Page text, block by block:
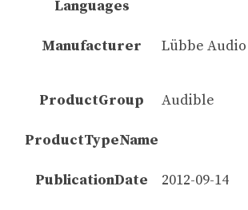
Languages
Manufacturer Lübbe Audio
ProductGroup Audible
ProductTypeName
PublicationDate 2012-09-14